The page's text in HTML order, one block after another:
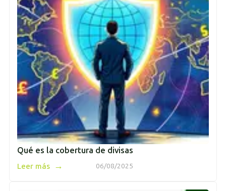
Qué es la cobertura de divisas
06/08/2025
Leer más →